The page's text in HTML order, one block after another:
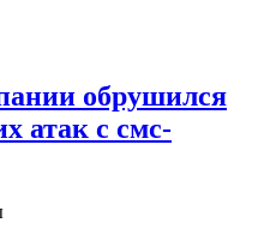
обрушился
атак с смс-